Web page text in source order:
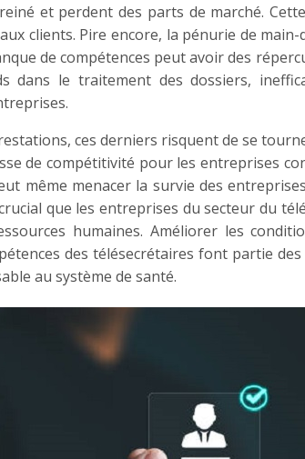
et perdent des parts de marché.
clients. Pire encore, la pénurie de
de compétences peut avoir des
dans le traitement des dossiers,
ces derniers risquent de se
de compétitivité pour les entreprises
même menacer la survie des
que les entreprises du secteur du
humaines. Améliorer les
des télésecrétaires font partie
au système de santé.